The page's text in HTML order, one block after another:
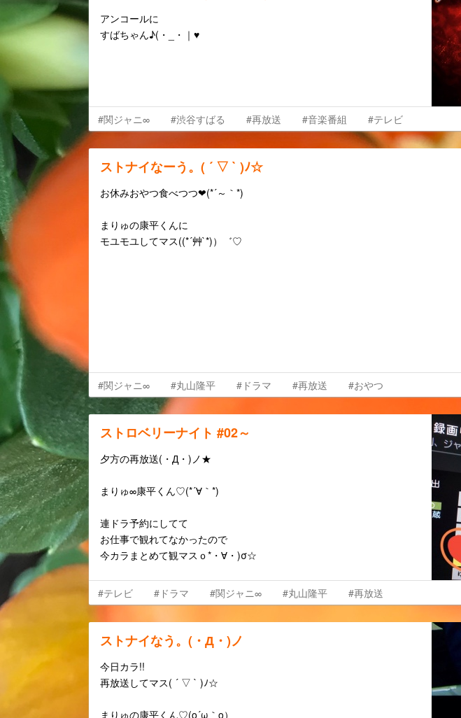
アンコールに
すばちゃん♪(・_・｜♥
#関ジャニ∞ #渋谷すばる #再放送 #音楽番組 #テレビ
ストナイなーう。( ´ ▽ ` )ﾉ☆
お休みおやつ食べつつ❤(*´～｀*)
まりゅの康平くんに
モユモユしてマス((*´艸`*)）゛♡
#関ジャニ∞ #丸山隆平 #ドラマ #再放送 #おやつ
ストロベリーナイト #02～
夕方の再放送(・Д・)ノ★
まりゅ∞康平くん♡(*´∀｀*)
連ドラ予約にしてて
お仕事で観れてなかったので
今カラまとめて観マスｏ*・∀・)σ☆
#テレビ #ドラマ #関ジャニ∞ #丸山隆平 #再放送
ストナイなう。(・Д・)ノ
今日カラ!!
再放送してマス( ´ ▽ ` )ﾉ☆
まりゅの康平くん♡(o´ω｀o）